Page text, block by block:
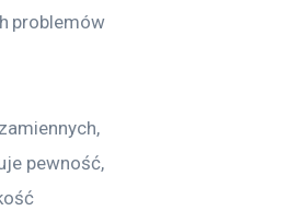
problemów
pewność,